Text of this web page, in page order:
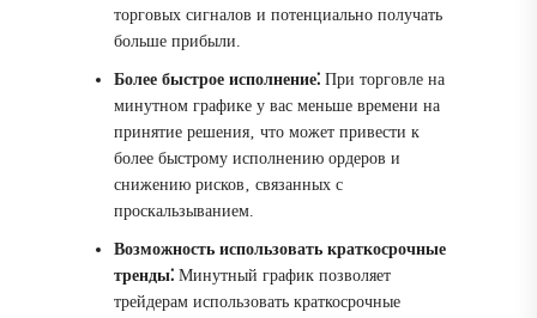
торговых сигналов и потенциально получать
больше прибыли.
Более быстрое исполнение⁚ При торговле на
минутном графике у вас меньше времени на
принятие решения‚ что может привести к
более быстрому исполнению ордеров и
снижению рисков‚ связанных с
проскальзыванием.
Возможность использовать краткосрочные
тренды⁚ Минутный график позволяет
трейдерам использовать краткосрочные